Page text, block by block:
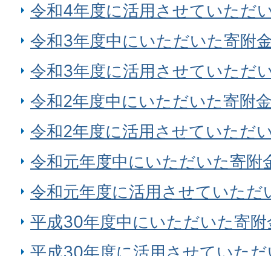
令和4年度に活用させていただ
令和3年度中にいただいた寄附
令和3年度に活用させていただ
令和2年度中にいただいた寄附
令和2年度に活用させていただ
令和元年度中にいただいた寄附
令和元年度に活用させていただ
平成30年度中にいただいた寄附